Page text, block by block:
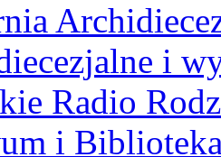
i
Radio
i